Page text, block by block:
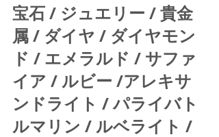
宝石 / ジュエリー / 貴金
属 / ダイヤ / ダイヤモン
ド / エメラルド / サファ
イア / ルビー /アレキサ
ンドライト / パライバト
ルマリン / ルベライト /